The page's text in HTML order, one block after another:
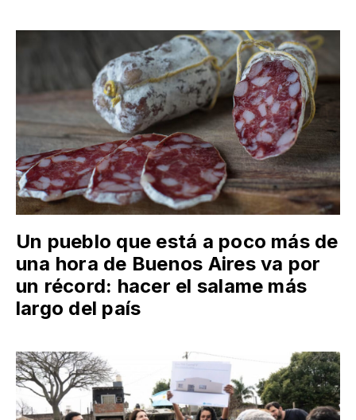
Un pueblo que está a poco más de
una hora de Buenos Aires va por
un récord: hacer el salame más
largo del país